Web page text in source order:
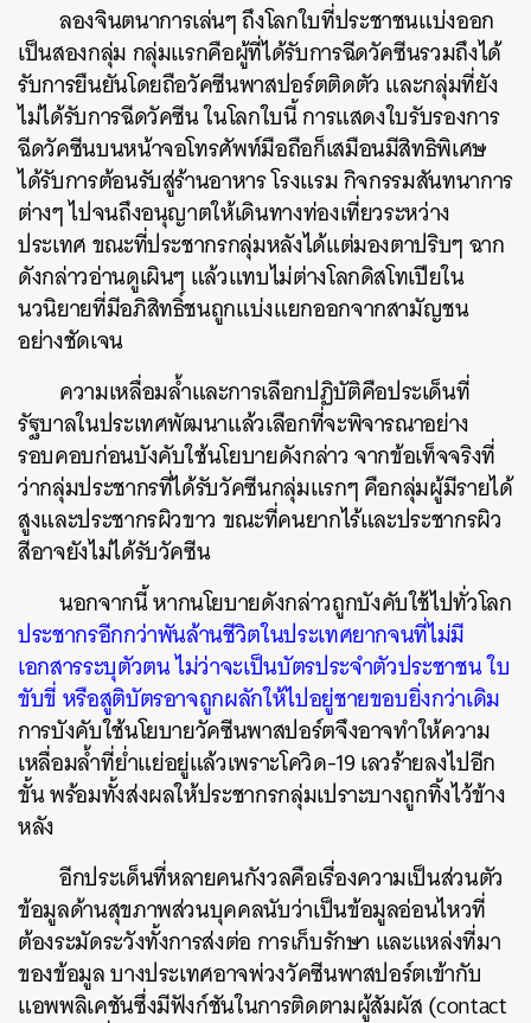
ลองจินตนาการเล่นๆ ถึงโลกใบที่ประชาชนแบ่งออก
เป็นสองกลุ่ม กลุ่มแรกคือผู้ที่ได้รับการฉีดวัคซีนรวมถึงได้
รับการยืนยันโดยถือวัคซีนพาสปอร์ตติดตัว และกลุ่มที่ยัง
ไม่ได้รับการฉีดวัคซีน ในโลกใบนี้ การแสดงใบรับรองการ
ฉีดวัคซีนบนหน้าจอโทรศัพท์มือถือก็เสมือนมีสิทธิพิเศษ
ได้รับการต้อนรับสู่ร้านอาหาร โรงแรม กิจกรรมสันทนาการ
ต่างๆ ไปจนถึงอนุญาตให้เดินทางท่องเที่ยวระหว่าง
ประเทศ ขณะที่ประชากรกลุ่มหลังได้แต่มองตาปริบๆ ฉาก
ดังกล่าวอ่านดูเผินๆ แล้วแทบไม่ต่างโลกดิสโทเปียใน
นวนิยายที่มีอภิสิทธิ์ชนถูกแบ่งแยกออกจากสามัญชน
อย่างชัดเจน
ความเหลื่อมล้ำและการเลือกปฏิบัติคือประเด็นที่
รัฐบาลในประเทศพัฒนาแล้วเลือกที่จะพิจารณาอย่าง
รอบคอบก่อนบังคับใช้นโยบายดังกล่าว จากข้อเท็จจริงที่
ว่ากลุ่มประชากรที่ได้รับวัคซีนกลุ่มแรกๆ คือกลุ่มผู้มีรายได้
สูงและประชากรผิวขาว ขณะที่คนยากไร้และประชากรผิว
สีอาจยังไม่ได้รับวัคซีน
นอกจากนี้ หากนโยบายดังกล่าวถูกบังคับใช้ไปทั่วโลก
ประชากรอีกกว่าพันล้านชีวิตในประเทศยากจนที่ไม่มี
เอกสารระบุตัวตน ไม่ว่าจะเป็นบัตรประจำตัวประชาชน ใบ
ขับขี่ หรือสูติบัตรอาจถูกผลักให้ไปอยู่ชายขอบยิ่งกว่าเดิม
การบังคับใช้นโยบายวัคซีนพาสปอร์ตจึงอาจทำให้ความ
เหลื่อมล้ำที่ย่ำแย่อยู่แล้วเพราะโควิด-19 เลวร้ายลงไปอีก
ขั้น พร้อมทั้งส่งผลให้ประชากรกลุ่มเปราะบางถูกทิ้งไว้ข้าง
หลัง
อีกประเด็นที่หลายคนกังวลคือเรื่องความเป็นส่วนตัว
ข้อมูลด้านสุขภาพส่วนบุคคลนับว่าเป็นข้อมูลอ่อนไหวที่
ต้องระมัดระวังทั้งการส่งต่อ การเก็บรักษา และแหล่งที่มา
ของข้อมูล บางประเทศอาจพ่วงวัคซีนพาสปอร์ตเข้ากับ
แอพพลิเคชันซึ่งมีฟังก์ชันในการติดตามผู้สัมผัส (contact
SHARE TWEET LINE EMAIL